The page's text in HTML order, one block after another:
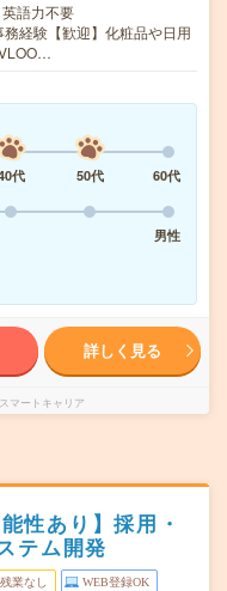
語力不要
務経験【歓迎】化粧品や日用
代 50代
60代
男性
詳しく見る
マートキャリア
性あり】採用・
テム開発
残業なし WEB登録OK